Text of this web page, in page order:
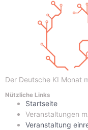
Der Deutsche KI Monat
Nützliche Links
Startseite
Veranstaltungen
Veranstaltung